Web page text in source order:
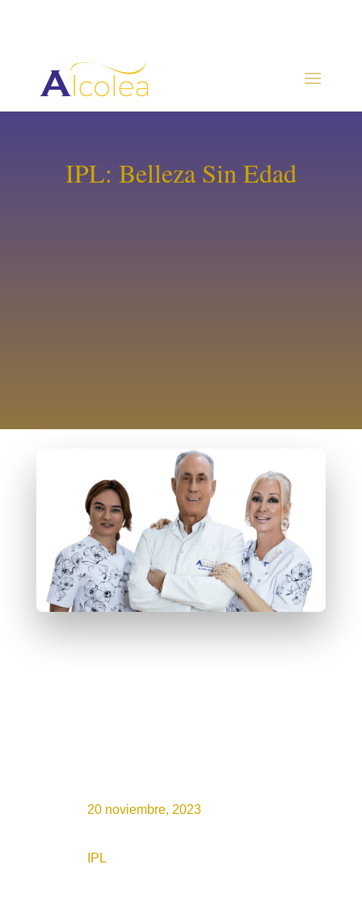
IPL: Belleza Sin Edad
20 noviembre, 2023
IPL